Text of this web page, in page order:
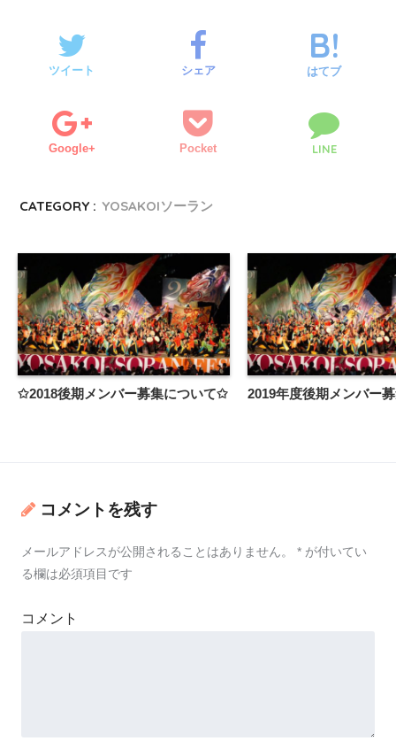
ツイート シェア はてブ
Google+ Pocket LINE
CATEGORY : YOSAKOIソーラン
✩︎2018後期メンバー募集について✩︎ 2019年度後期メンバー
コメントを残す
メールアドレスが公開されることはありません。 * が付いてい
る欄は必須項目です
コメント